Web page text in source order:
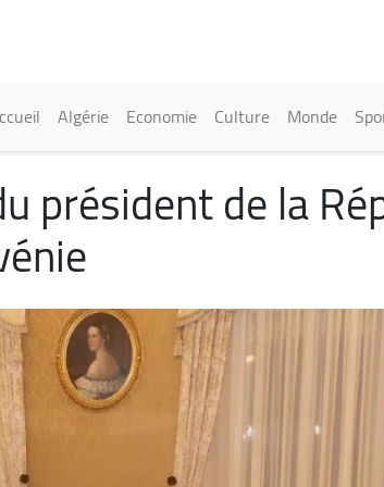
navigation
Algérie Economie Culture Monde
président de la